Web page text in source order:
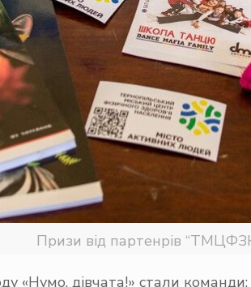
Призи від партенрів
«Нумо, дівчата!» стали команди: